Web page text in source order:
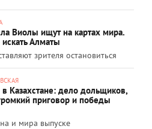
Виолы ищут на картах мира.
Алматы
зрителя остановиться
Казахстане: дело дольщиков,
приговор и победы
и мира выпуске